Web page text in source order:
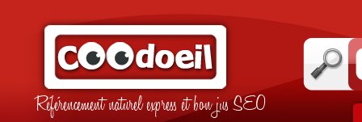
Référencement naturel express et bon jus SEO